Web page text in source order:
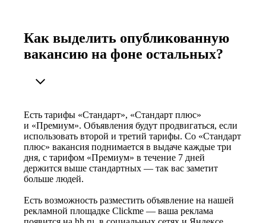
Как выделить опубликованную
вакансию на фоне остальных?
Есть тарифы «Стандарт», «Стандарт плюс»
и «Премиум». Объявления будут продвигаться, если
использовать второй и третий тарифы. Со «Стандарт
плюс» вакансия поднимается в выдаче каждые три
дня, с тарифом «Премиум» в течение 7 дней
держится выше стандартных — так вас заметит
больше людей.
Есть возможность разместить объявление на нашей
рекламной площадке Clickme — ваша реклама